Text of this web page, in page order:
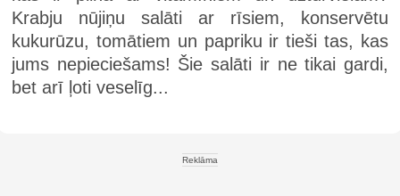
Krabju nūjiņu salāti ar rīsiem, konservētu
kukurūzu, tomātiem un papriku ir tieši tas, kas
jums nepieciešams! Šie salāti ir ne tikai gardi,
bet arī ļoti veselīg...
Reklāma